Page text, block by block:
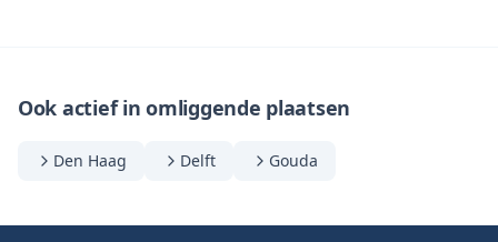
Ook actief in omliggende plaatsen
Den Haag Delft Gouda